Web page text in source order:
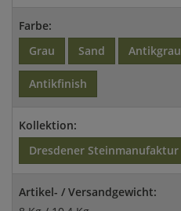
Farbe:
Grau
Sand Antikgrau
Antikfinish
Kollektion:
Dresdener Steinmanufaktur
Artikel- / Versandgewicht: